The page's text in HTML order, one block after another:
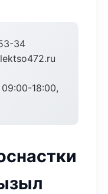
34
18:00,